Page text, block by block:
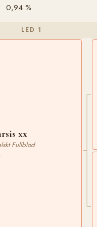
0,94 %
LED 1
xx
Fullblod